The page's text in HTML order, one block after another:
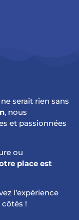
serait rien sans
, nous
et passionnées
ou
place est
l’expérience
!